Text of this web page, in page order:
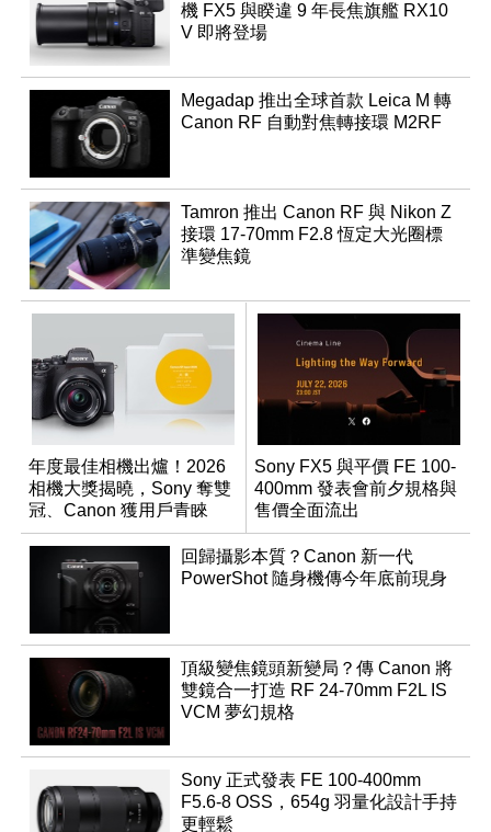
機 FX5 與睽違 9 年長焦旗艦 RX10
V 即將登場
Megadap 推出全球首款 Leica M 轉
Canon RF 自動對焦轉接環 M2RF
Tamron 推出 Canon RF 與 Nikon Z
接環 17-70mm F2.8 恆定大光圈標
準變焦鏡
年度最佳相機出爐！2026
相機大獎揭曉，Sony 奪雙
冠、Canon 獲用戶青睞
Sony FX5 與平價 FE 100-
400mm 發表會前夕規格與
售價全面流出
回歸攝影本質？Canon 新一代
PowerShot 隨身機傳今年底前現身
頂級變焦鏡頭新變局？傳 Canon 將
雙鏡合一打造 RF 24-70mm F2L IS
VCM 夢幻規格
Sony 正式發表 FE 100-400mm
F5.6-8 OSS，654g 羽量化設計手持
更輕鬆